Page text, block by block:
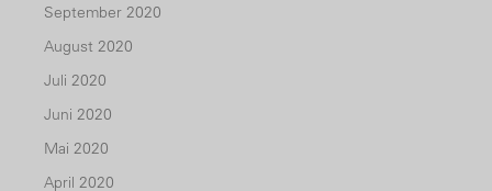
September 2020
August 2020
Juli 2020
Juni 2020
Mai 2020
April 2020